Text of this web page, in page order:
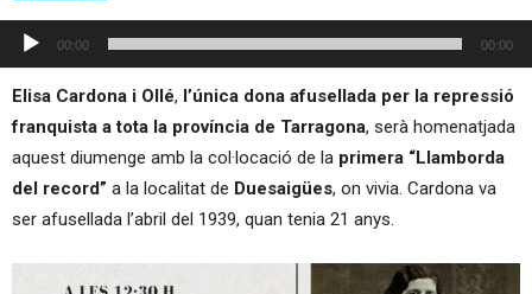
Reproductor
d'àudio
00:00 00:00
Elisa Cardona i Ollé, l’única dona afusellada per la repressió
franquista a tota la província de Tarragona, serà homenatjada
aquest diumenge amb la col·locació de la primera “Llamborda
del record” a la localitat de Duesaigües, on vivia. Cardona va
ser afusellada l’abril del 1939, quan tenia 21 anys.